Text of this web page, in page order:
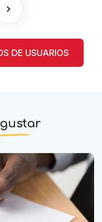
DE USUARIOS